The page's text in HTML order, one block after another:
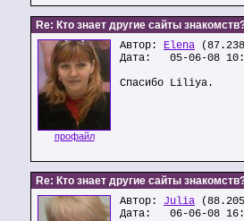
Re: Кто знает другие сайты
профайл
Автор: Elena
Дата: 05-06-08
Спасибо Liliya.
Re: Кто знает другие сайты
Автор: Julia
Дата: 06-06-08